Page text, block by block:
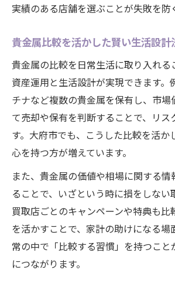
実績のある店舗を選ぶことが失敗を防
貴金属比較を活かした賢い生活設計
貴金属の比較を日常生活に取り入れる
資産運用と生活設計が実現できます。
チナなど複数の貴金属を保有し、市場
て売却や保有を判断することで、リス
す。大府市でも、こうした比較を活か
心を持つ方が増えています。
また、貴金属の価値や相場に関する
ることで、いざという時に損をしない
買取店ごとのキャンペーンや特典も比
を活かすことで、家計の助けになる場
常の中で「比較する習慣」を持つこ
につながります。